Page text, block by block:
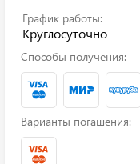
График работы:
Круглосуточно
Способы получения:
Варианты погашения: